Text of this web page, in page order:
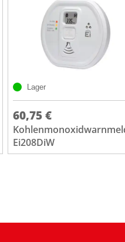
Lager
60,75 €
Ei208DiW